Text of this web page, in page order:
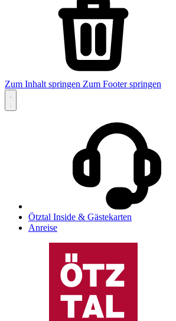
Zum Inhalt springen Zum Footer springen
Ötztal Inside & Gästekarten
Anreise